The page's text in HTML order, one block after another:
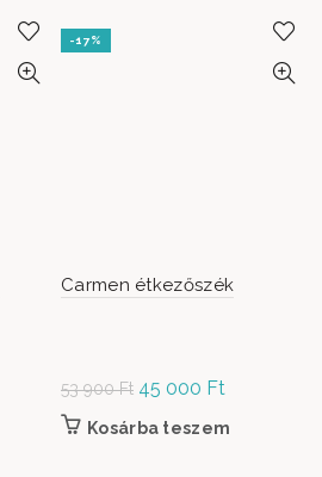
-17%
Carmen étkezőszék
53 900Ft Original
price was:
45 000 Ft
Kosárba teszem